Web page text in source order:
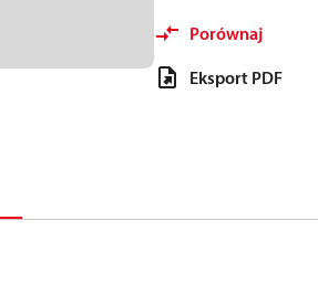
Porównaj
Eksport PDF